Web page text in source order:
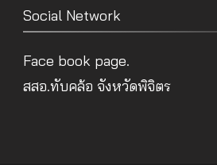
Social Network
Face book page.
สสอ.ทับคล้อ จังหวัดพิจิตร